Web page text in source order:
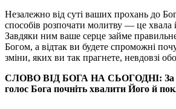
Незалежно від суті ваших прохань до
способів розпочати молитву — це хвала
Завдяки ним ваше серце займе
Богом, а відтак ви будете спроможні
зміни, яких ви так прагнете, невдовзі
СЛОВО ВІД БОГА НА СЬОГОДНІ: За
голос Бога почніть хвалити Його й